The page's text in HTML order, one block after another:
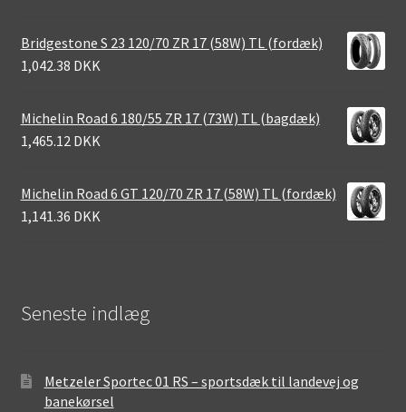
Bridgestone S 23 120/70 ZR 17 (58W) TL (fordæk)
1,042.38 DKK
Michelin Road 6 180/55 ZR 17 (73W) TL (bagdæk)
1,465.12 DKK
Michelin Road 6 GT 120/70 ZR 17 (58W) TL (fordæk)
1,141.36 DKK
Seneste indlæg
Metzeler Sportec 01 RS – sportsdæk til landevej og
banekørsel